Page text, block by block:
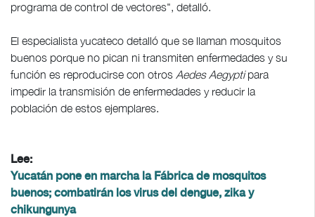
programa de control de vectores", detalló.
El especialista yucateco detalló que se llaman mosquitos
buenos porque no pican ni transmiten enfermedades y su
función es reproducirse con otros Aedes Aegyptipara
impedir la transmisión de enfermedades y reducir la
población de estos ejemplares.
Lee:
Yucatán pone en marcha la Fábrica de mosquitos
buenos; combatirán los virus del dengue, zika y
chikungunya